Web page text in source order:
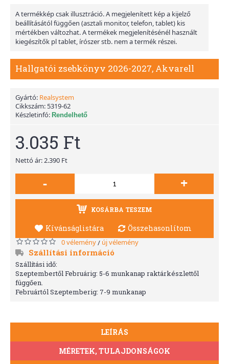
A termékkép csak illusztráció. A megjelenített kép a kijelző
beállításától függően (asztali monitor, telefon, tablet) kis
mértékben változhat. A termékek megjelenítésénél használt
kiegészítők pl tablet, írószer stb. nem a termék részei.
Hallgatói zsebkönyv 2026-2027, Akvarell
Gyártó: Realsystem
Cikkszám: 5319-62
Készletinfó: Rendelhető
3.035 Ft
Nettó ár: 2.390 Ft
- +
KOSÁRBA TESZEM
Kívánságlistára Összehasonlítom
0 vélemény/ új vélemény
Szállítási információ
Szállítási idő:
Szeptembertől Februárig: 5-6 munkanap raktárkészlettől
függően.
Februártól Szeptemberig: 7-9 munkanap
LEÍRÁS
MÉRETEK, TULAJDONSÁGOK